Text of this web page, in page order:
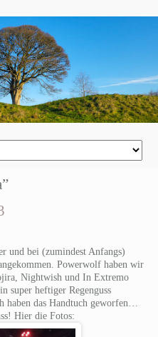
und bei (zumindest Anfangs)
Powerwolf haben wir
Nightwish und In Extremo
super heftiger Regenguss
haben das Handtuch geworfen…
Hier die Fotos: